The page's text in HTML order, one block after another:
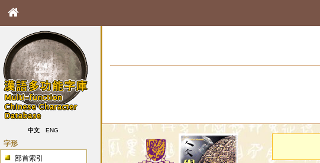
中文 ENG
字形
部首索引